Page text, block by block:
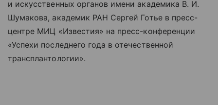
и искусственных органов имени академика В. И.
Шумакова, академик РАН Сергей Готье в пресс-
центре МИЦ «Известия» на пресс-конференции
«Успехи последнего года в отечественной
трансплантологии».